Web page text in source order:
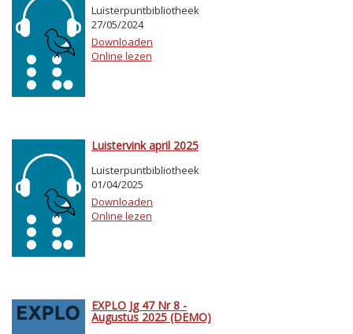
Luisterpuntbibliotheek
27/05/2024
Downloaden
Online lezen
Luistervink april 2025
Luisterpuntbibliotheek
01/04/2025
Downloaden
Online lezen
EXPLO Jg 47 Nr 8 -
Augustus 2025 (DEMO)